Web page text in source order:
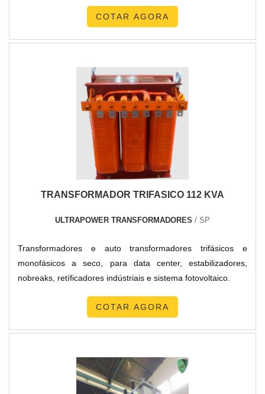
para testes de eficiência do inversor, testes de medição do
COTAR AGORA
TRANSFORMADOR TRIFASICO 112 KVA
ULTRAPOWER TRANSFORMADORES / SP
Transformadores e auto transformadores trifásicos e
monofásicos a seco, para data center, estabilizadores,
nobreaks, retíficadores indústriais e sistema fotovoltaico.
COTAR AGORA